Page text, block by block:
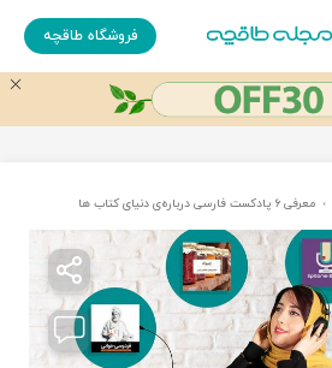
فروشگاه طاقچه
معرفی ۶ پادکست فارسی درباره‌ی دنیای کتاب ها